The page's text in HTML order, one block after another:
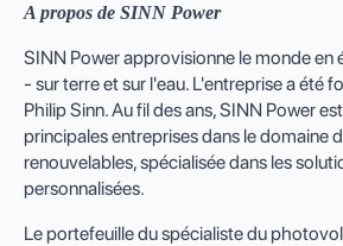
A propos de SINN Power
SINN Power approvisionne le monde en
- sur terre et sur l'eau. L'entreprise a été
Philip Sinn. Au fil des ans, SINN Power
principales entreprises dans le domaine
renouvelables, spécialisée dans les
personnalisées.
Le portefeuille du spécialiste du